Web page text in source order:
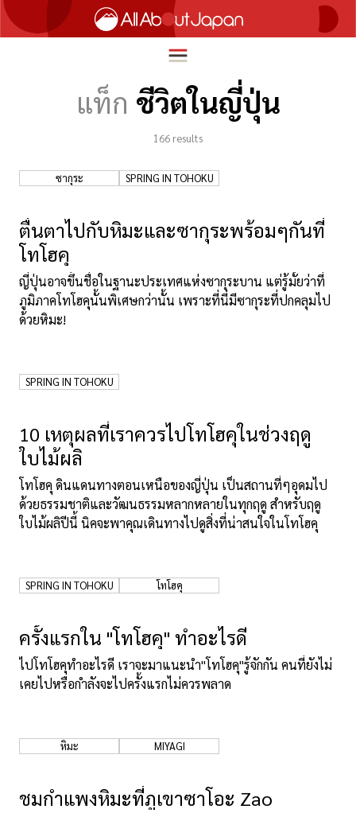
ภาษาไทย
日本語
ท่องเที่ยว
อาหาร
ความบันเทิง
นวัตกรรม
ชีวิตในญี่ปุ่น
เกี่ยวกับเรา
แท็ก ชีวิตในญี่ปุ่น
166 results
ซากุระ SPRING IN TOHOKU
ตื่นตาไปกับหิมะและซากุระพร้อมๆกันที่
โทโฮคุ
ญี่ปุ่นอาจขึ้นชื่อในฐานะประเทศแห่งซากุระบาน แต่รู้มั้ยว่าที่
ภูมิภาคโทโฮคุนั้นพิเศษกว่านั้น เพราะที่นี่มีซากุระที่ปกคลุมไป
ด้วยหิมะ!
SPRING IN TOHOKU
10 เหตุผลที่เราควรไปโทโฮคุในช่วงฤดู
ใบไม้ผลิ
โทโฮคุ ดินแดนทางตอนเหนือของญี่ปุ่น เป็นสถานที่ๆอุดมไป
ด้วยธรรมชาติและวัฒนธรรมหลากหลายในทุกฤดู สำหรับฤดู
ใบไม้ผลิปีนี้ นิคจะพาคุณเดินทางไปดูสิ่งที่น่าสนใจในโทโฮคุ
SPRING IN TOHOKU โทโฮคุ
ครั้งแรกใน "โทโฮคุ" ทำอะไรดี
ไปโทโฮคุทำอะไรดี เราจะมาแนะนำ"โทโฮคุ"รู้จักกัน คนที่ยังไม่
เคยไปหรือกำลังจะไปครั้งแรกไม่ควรพลาด
หิมะ MIYAGI
ชมกำแพงหิมะที่ภูเขาซาโอะ Zao